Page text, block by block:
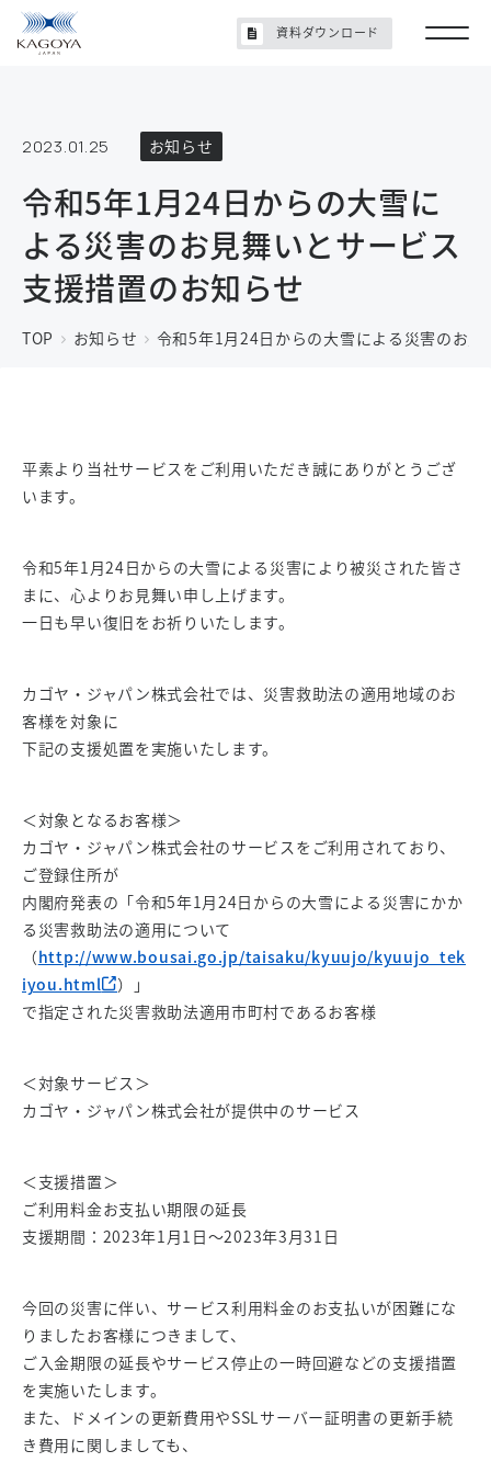
2023.01.25 お知らせ
令和5年1月24日からの大雪に
よる災害のお見舞いとサービス
支援措置のお知らせ
TOP お知らせ 令和5年1月24日からの大雪による災害のお
平素より当社サービスをご利用いただき誠にありがとうござ
います。
令和5年1月24日からの大雪による災害により被災された皆さ
まに、心よりお見舞い申し上げます。
一日も早い復旧をお祈りいたします。
カゴヤ・ジャパン株式会社では、災害救助法の適用地域のお
客様を対象に
下記の支援処置を実施いたします。
＜対象となるお客様＞
カゴヤ・ジャパン株式会社のサービスをご利用されており、
ご登録住所が
内閣府発表の「令和5年1月24日からの大雪による災害にかか
る災害救助法の適用について
（http://www.bousai.go.jp/taisaku/kyuujo/kyuujo_tek
iyou.html
）」
で指定された災害救助法適用市町村であるお客様
＜対象サービス＞
カゴヤ・ジャパン株式会社が提供中のサービス
＜支援措置＞
ご利用料金お支払い期限の延長
支援期間：2023年1月1日～2023年3月31日
今回の災害に伴い、サービス利用料金のお支払いが困難にな
りましたお客様につきまして、
ご入金期限の延長やサービス停止の一時回避などの支援措置
を実施いたします。
また、ドメインの更新費用やSSLサーバー証明書の更新手続
き費用に関しましても、
資料ダウンロード